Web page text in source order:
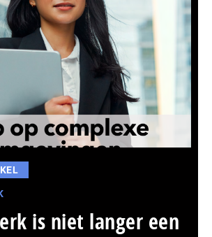
is niet langer een